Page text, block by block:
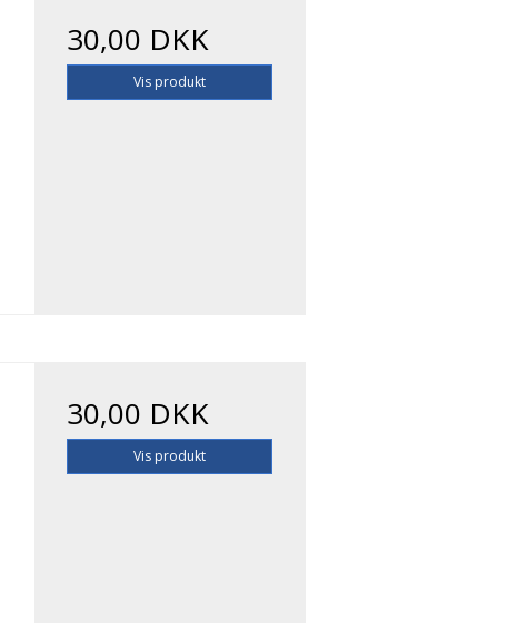
30,00 DKK
Vis produkt
30,00 DKK
Vis produkt